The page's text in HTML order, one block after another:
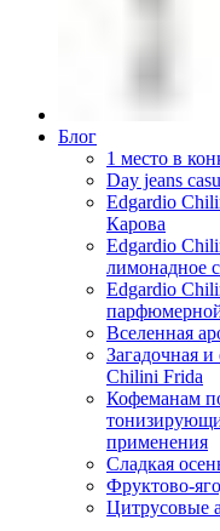
Блог
1 место в
Day jeans
Edgardio
Карова
Edgardio
лимонадное
Edgardio
Вселенная
Загадочная
Chilini Frida
Кофеманам
применения
Сладкая
Фруктово-
​Цитрусовые